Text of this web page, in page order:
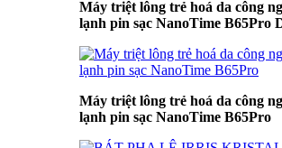
Máy triệt lông trẻ hoá da công
lạnh pin sạc NanoTime B65Pro
Máy triệt lông trẻ hoá da công
lạnh pin sạc NanoTime B65Pro